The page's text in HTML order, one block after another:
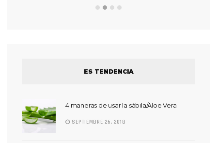
ES TENDENCIA
4 maneras de usar la sábila/Aloe Vera
SEPTIEMBRE 26, 2018